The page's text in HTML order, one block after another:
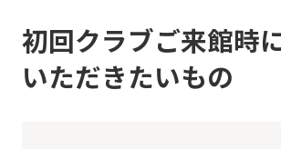
初回クラブご来館時
いただきたいもの
to
the
top